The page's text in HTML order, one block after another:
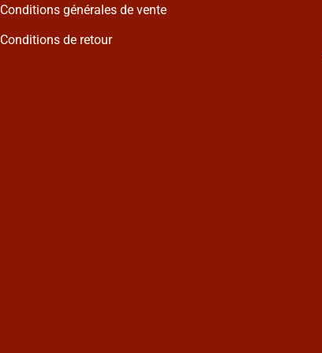
Conditions générales de vente
Conditions de retour